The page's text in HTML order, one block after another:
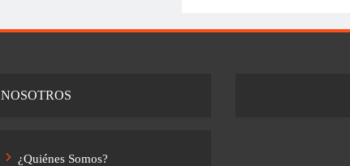
NOSOTROS
¿Quiénes Somos?